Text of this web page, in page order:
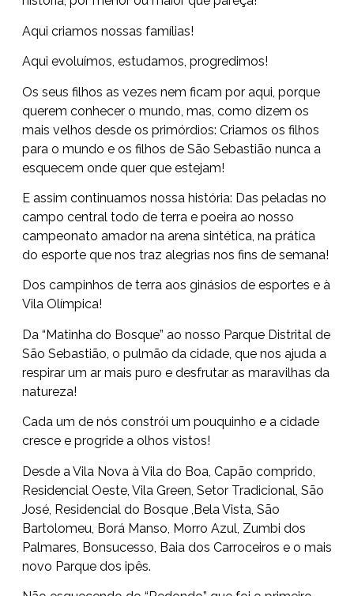
Aqui criamos nossas famílias!
Aqui evoluímos, estudamos, progredimos!
Os seus filhos as vezes nem ficam por aqui, porque
querem conhecer o mundo, mas, como dizem os
mais velhos desde os primórdios: Criamos os filhos
para o mundo e os filhos de São Sebastião nunca a
esquecem onde quer que estejam!
E assim continuamos nossa história: Das peladas no
campo central todo de terra e poeira ao nosso
campeonato amador na arena sintética, na prática
do esporte que nos traz alegrias nos fins de semana!
Dos campinhos de terra aos ginásios de esportes e à
Vila Olímpica!
Da “Matinha do Bosque” ao nosso Parque Distrital de
São Sebastião, o pulmão da cidade, que nos ajuda a
respirar um ar mais puro e desfrutar as maravilhas da
natureza!
Cada um de nós constrói um pouquinho e a cidade
cresce e progride a olhos vistos!
Desde a Vila Nova à Vila do Boa, Capão comprido,
Residencial Oeste, Vila Green, Setor Tradicional, São
José, Residencial do Bosque ,Bela Vista, São
Bartolomeu, Borá Manso, Morro Azul, Zumbi dos
Palmares, Bonsucesso, Baia dos Carroceiros e o mais
novo Parque dos ipês.